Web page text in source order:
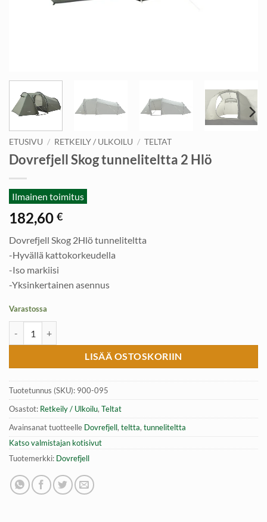
ETUSIVU / RETKEILY / ULKOILU / TELTAT
Dovrefjell Skog tunneliteltta 2 Hlö
Ilmainen toimitus
182,60 €
Dovrefjell Skog 2Hlö tunneliteltta
-Hyvällä kattokorkeudella
-Iso markiisi
-Yksinkertainen asennus
Varastossa
LISÄÄ OSTOSKORIIN
Tuotetunnus (SKU): 900-095
Osastot: Retkeily / Ulkoilu, Teltat
Avainsanat tuotteelle Dovrefjell, teltta, tunneliteltta
Katso valmistajan kotisivut
Tuotemerkki: Dovrefjell